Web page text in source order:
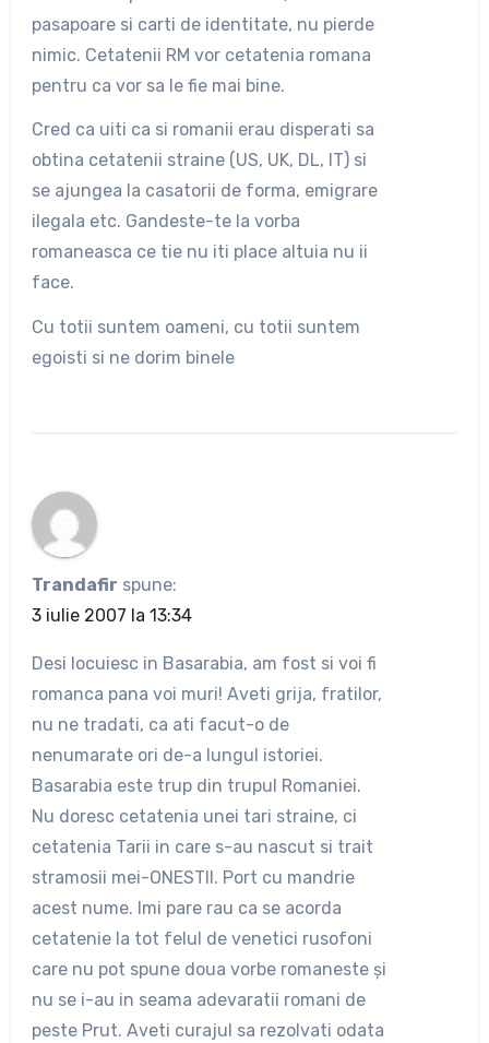
pasapoare si carti de identitate, nu pierde
nimic. Cetatenii RM vor cetatenia romana
pentru ca vor sa le fie mai bine.
Cred ca uiti ca si romanii erau disperati sa
obtina cetatenii straine (US, UK, DL, IT) si
se ajungea la casatorii de forma, emigrare
ilegala etc. Gandeste-te la vorba
romaneasca ce tie nu iti place altuia nu ii
face.
Cu totii suntem oameni, cu totii suntem
egoisti si ne dorim binele
Trandafir spune:
3 iulie 2007 la 13:34
Desi locuiesc in Basarabia, am fost si voi fi
romanca pana voi muri! Aveti grija, fratilor,
nu ne tradati, ca ati facut-o de
nenumarate ori de-a lungul istoriei.
Basarabia este trup din trupul Romaniei.
Nu doresc cetatenia unei tari straine, ci
cetatenia Tarii in care s-au nascut si trait
stramosii mei-ONESTII. Port cu mandrie
acest nume. Imi pare rau ca se acorda
cetatenie la tot felul de venetici rusofoni
care nu pot spune doua vorbe romaneste şi
nu se i-au in seama adevaratii romani de
peste Prut. Aveti curajul sa rezolvati odata